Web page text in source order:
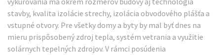
stavby, kvalita izolácie strechy, izolácia obvodového plášťa a
vstupné otvory. Pre všetky domy a byty by mal byť dnes na
mieru prispôsobený zdroj tepla, systém vetrania a využitie
solárnych tepelných zdrojov. V rámci posúdenia